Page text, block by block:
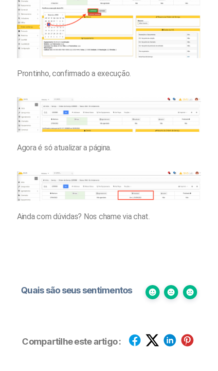
Prontinho, confirmado a execução.
Agora é só atualizar a página.
Ainda com dúvidas? Nos chame via chat.
Quais são seus sentimentos
Compartilhe este artigo :